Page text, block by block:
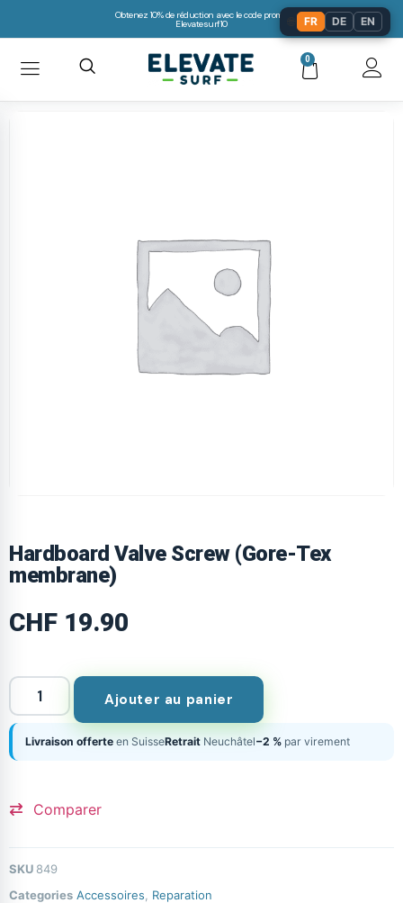
Obtenez 10% de réduction avec le code promo:
Elevatesurf10
0
Hardboard Valve Screw (Gore-Tex
membrane)
CHF 19.90
Ajouter au panier
Livraison offerte en SuisseRetrait Neuchâtel−2 % par virement
Comparer
SKU 849
Categories Accessoires
Reparation
FR DE EN